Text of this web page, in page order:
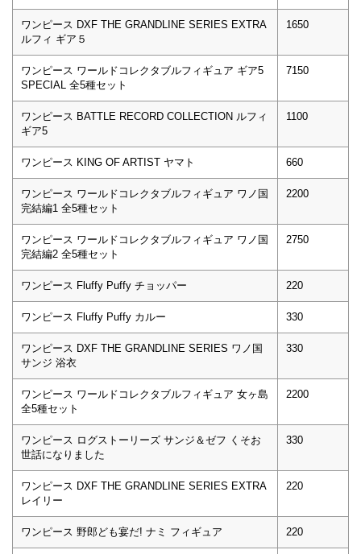
ワンピース DXF THE GRANDLINE SERIES EXTRA
ルフィ ギア５
1650
ワンピース ワールドコレクタブルフィギュア ギア5
SPECIAL 全5種セット
7150
ワンピース BATTLE RECORD COLLECTION ルフィ
ギア5
1100
ワンピース KING OF ARTIST ヤマト 660
ワンピース ワールドコレクタブルフィギュア ワノ国
完結編1 全5種セット
2200
ワンピース ワールドコレクタブルフィギュア ワノ国
完結編2 全5種セット
2750
ワンピース Fluffy Puffy チョッパー 220
ワンピース Fluffy Puffy カルー 330
ワンピース DXF THE GRANDLINE SERIES ワノ国
サンジ 浴衣
330
ワンピース ワールドコレクタブルフィギュア 女ヶ島
全5種セット
2200
ワンピース ログストーリーズ サンジ＆ゼフ くそお
世話になりました
330
ワンピース DXF THE GRANDLINE SERIES EXTRA
レイリー
220
ワンピース 野郎ども宴だ! ナミ フィギュア 220